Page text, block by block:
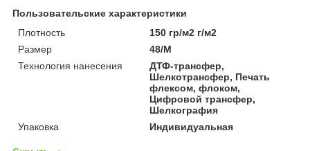
Пользовательские характеристики
Плотность
150 гр/м2 г/м2
Размер
48/M
Технология нанесения
ДТФ-трансфер,
Шелкотрансфер, Печать
флексом, флоком,
Цифровой трансфер,
Шелкография
Упаковка
Индивидуальная